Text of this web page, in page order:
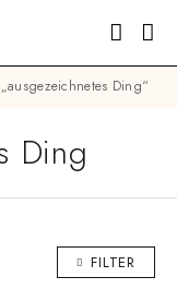
Ding“
Ding
FILTER